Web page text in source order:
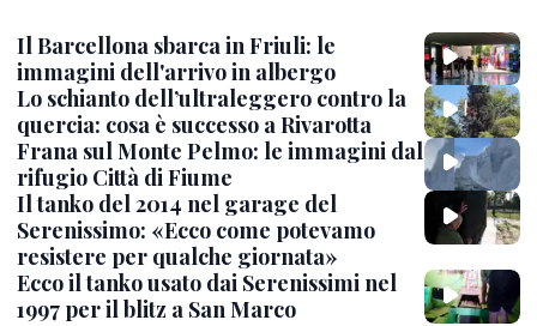
Il Barcellona sbarca in Friuli: le
immagini dell'arrivo in albergo
Lo schianto dell’ultraleggero contro la
quercia: cosa è successo a Rivarotta
Frana sul Monte Pelmo: le immagini dal
rifugio Città di Fiume
Il tanko del 2014 nel garage del
Serenissimo: «Ecco come potevamo
resistere per qualche giornata»
Ecco il tanko usato dai Serenissimi nel
1997 per il blitz a San Marco